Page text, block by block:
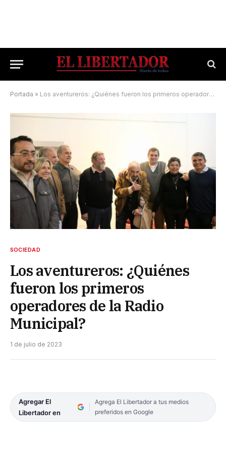
Portada » Los aventureros: ¿Quiénes fueron los primeros operadores de la Radio Municipal?
SOCIEDAD
Los aventureros: ¿Quiénes
fueron los primeros
operadores de la Radio
Municipal?
1 de julio de 2023
Agregar El
Libertador en
Agrega El Libertador a tus medios
preferidos en Google